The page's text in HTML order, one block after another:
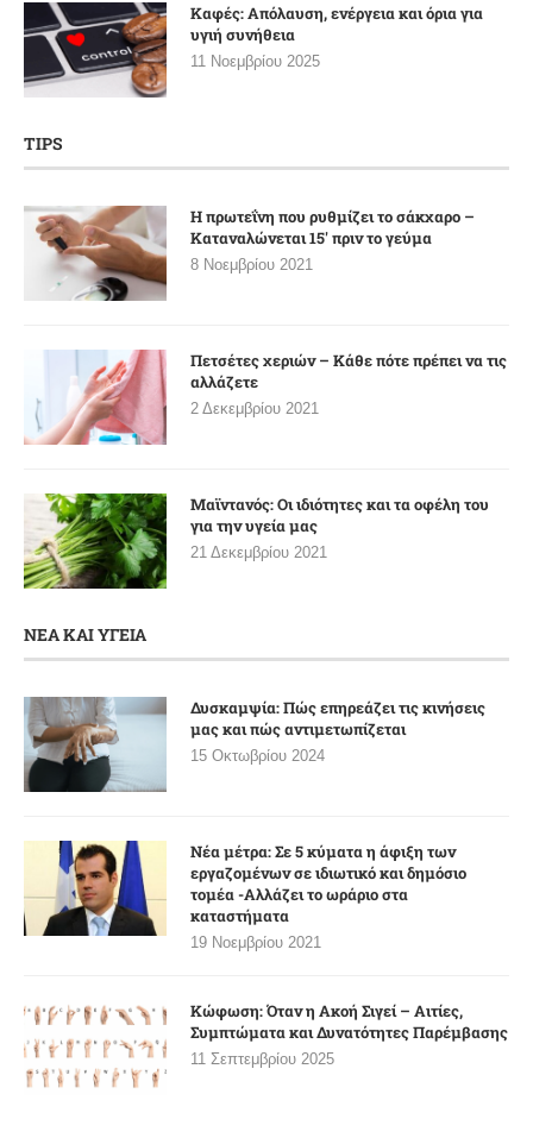
Καφές: Απόλαυση, ενέργεια και όρια για
υγιή συνήθεια
11 Νοεμβρίου 2025
TIPS
Η πρωτεΐνη που ρυθμίζει το σάκχαρο –
Καταναλώνεται 15′ πριν το γεύμα
8 Νοεμβρίου 2021
Πετσέτες χεριών – Κάθε πότε πρέπει να τις
αλλάζετε
2 Δεκεμβρίου 2021
Μαϊντανός: Οι ιδιότητες και τα οφέλη του
για την υγεία μας
21 Δεκεμβρίου 2021
ΝΕΑ ΚΑΙ ΥΓΕΙΑ
Δυσκαμψία: Πώς επηρεάζει τις κινήσεις
μας και πώς αντιμετωπίζεται
15 Οκτωβρίου 2024
Νέα μέτρα: Σε 5 κύματα η άφιξη των
εργαζομένων σε ιδιωτικό και δημόσιο
τομέα -Αλλάζει το ωράριο στα
καταστήματα
19 Νοεμβρίου 2021
Κώφωση: Όταν η Ακοή Σιγεί – Αιτίες,
Συμπτώματα και Δυνατότητες Παρέμβασης
11 Σεπτεμβρίου 2025